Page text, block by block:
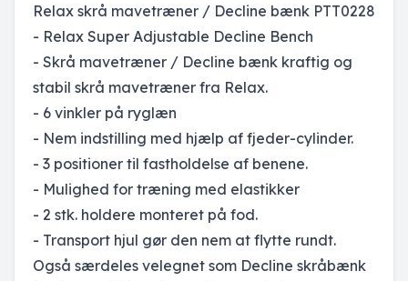
Relax skrå mavetræner / Decline bænk PTT0228
- Relax Super Adjustable Decline Bench
- Skrå mavetræner / Decline bænk kraftig og
stabil skrå mavetræner fra Relax.
- 6 vinkler på ryglæn
- Nem indstilling med hjælp af fjeder-cylinder.
- 3 positioner til fastholdelse af benene.
- Mulighed for træning med elastikker
- 2 stk. holdere monteret på fod.
- Transport hjul gør den nem at flytte rundt.
Også særdeles velegnet som Decline skråbænk